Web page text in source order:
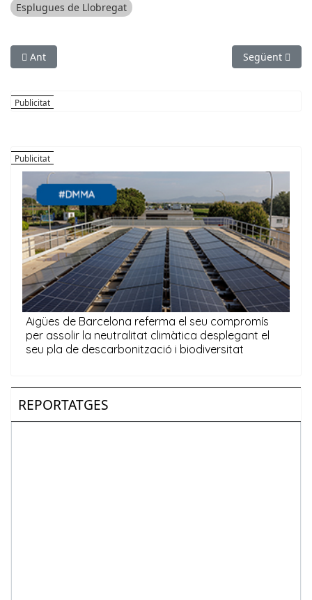
Esplugues de Llobregat
Article anterior: La UE Cornellà, eliminat de la Copa
Ant Article
Següent
REPORTATGES